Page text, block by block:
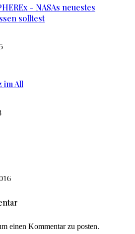
– NASAs neuestes
solltest
im All
einen Kommentar zu posten.